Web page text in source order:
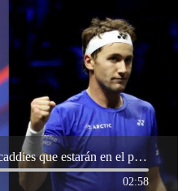
Torneo elegirá a los caddies que estarán en el partido Nadal vs. Ruud
02:58